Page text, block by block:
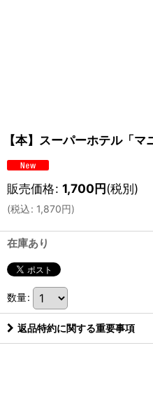
【本】スーパーホテル「
販売価格: 1,700円(税別)
(税込: 1,870円)
在庫あり
数量:
返品特約に関する重要事項